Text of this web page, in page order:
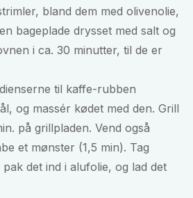
bland dem med olivenolie,
bageplade drysset med salt og
i ca. 30 minutter, til de er
til kaffe-rubben
og massér kødet med den. Grill
på grillpladen. Vend også
et mønster (1,5 min). Tag
det ind i alufolie, og lad det